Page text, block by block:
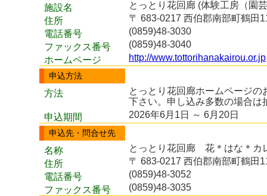
施設名
とっとり花回廊 (体験工房（園
住所
〒 683-0217 西伯郡南部町鶴田
電話番号
(0859)48-3030
ファックス番号
(0859)48-3040
ホームページ
http://www.tottorihanakairou.or.jp
申込方法
方法
とっとり花回廊ホームページ
下さい。申し込み多数の場合は
申込期間
2026年6月1日 ～ 6月20日
申込先・問合せ先
名称
とっとり花回廊 花＊はな＊カ
住所
〒 683-0217 西伯郡南部町鶴田
電話番号
(0859)48-3052
ファックス番号
(0859)48-3035